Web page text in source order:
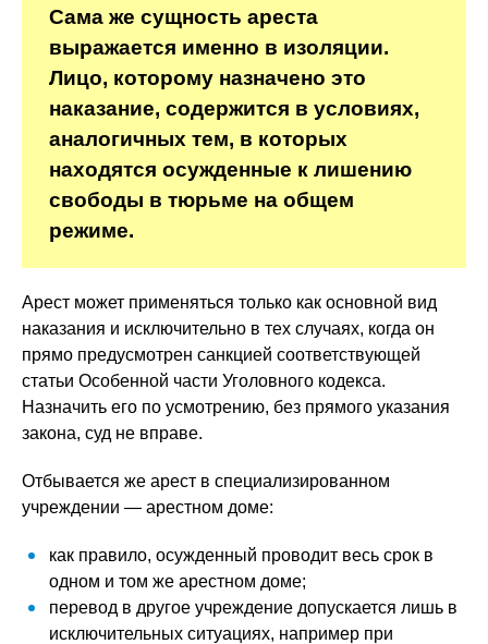
Сама же сущность ареста
выражается именно в изоляции.
Лицо, которому назначено это
наказание, содержится в условиях,
аналогичных тем, в которых
находятся осужденные к лишению
свободы в тюрьме на общем
режиме.
Арест может применяться только как основной вид
наказания и исключительно в тех случаях, когда он
прямо предусмотрен санкцией соответствующей
статьи Особенной части Уголовного кодекса.
Назначить его по усмотрению, без прямого указания
закона, суд не вправе.
Отбывается же арест в специализированном
учреждении — арестном доме:
как правило, осужденный проводит весь срок в
одном и том же арестном доме;
перевод в другое учреждение допускается лишь в
исключительных ситуациях, например при